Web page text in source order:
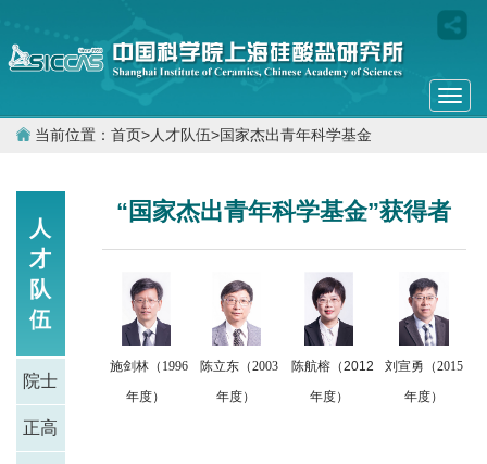
当前位置： 首页>人才队伍> 国家杰出青年科学基金
人
才
队
伍
院士
正高
“国家杰出青年科学基金”获得者
施剑林（1996
年度）
陈立东（2003
年度）
陈航榕（2012
年度）
刘宣勇（2015
年度）